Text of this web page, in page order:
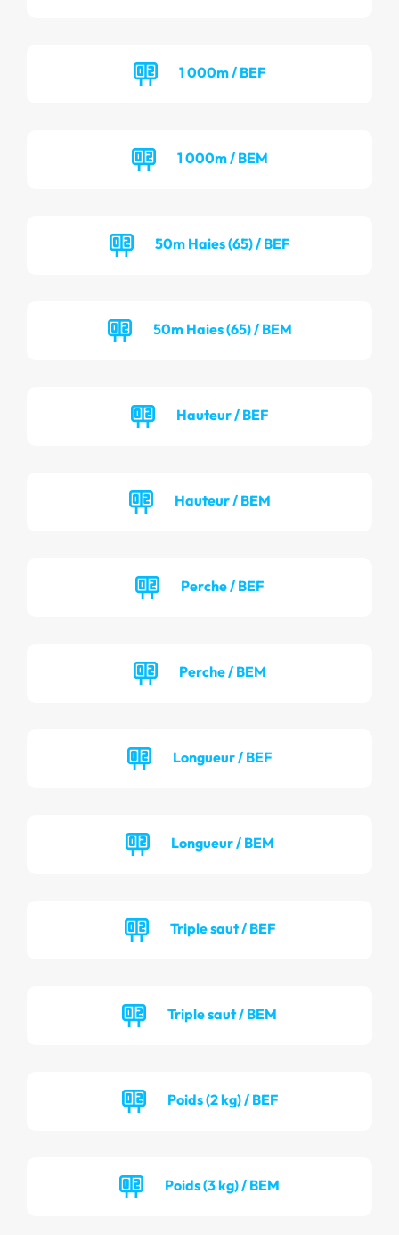
1 000m / BEF
1 000m / BEM
50m Haies (65) / BEF
50m Haies (65) / BEM
Hauteur / BEF
Hauteur / BEM
Perche / BEF
Perche / BEM
Longueur / BEF
Longueur / BEM
Triple saut / BEF
Triple saut / BEM
Poids (2 kg) / BEF
Poids (3 kg) / BEM